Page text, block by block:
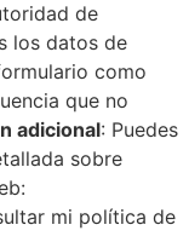
de
los datos de
como
que no
adicional: Puedes
sobre
mi política de